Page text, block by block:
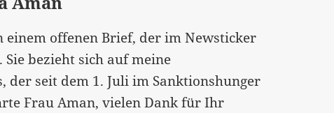
offenen Brief, der im Newsticker
bezieht sich auf meine
der seit dem 1. Juli im Sanktionshunger
Frau Aman, vielen Dank für Ihr